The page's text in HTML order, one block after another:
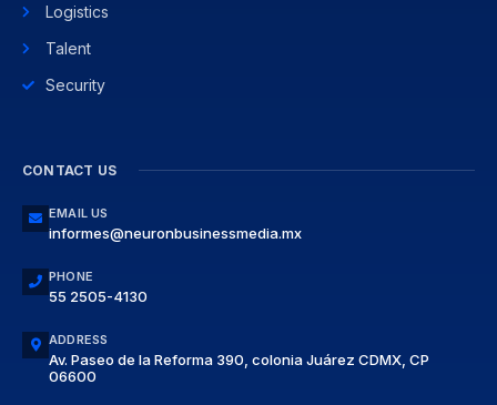
Logistics
Talent
Security
CONTACT US
EMAIL US
informes@neuronbusinessmedia.mx
PHONE
55 2505-4130
ADDRESS
Av. Paseo de la Reforma 390, colonia Juárez CDMX, CP
06600